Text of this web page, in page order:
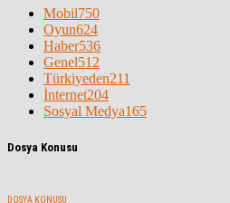
Mobil750
Oyun624
Haber536
Genel512
Türkiyeden211
İnternet204
Sosyal Medya165
Dosya Konusu
DOSYA KONUSU